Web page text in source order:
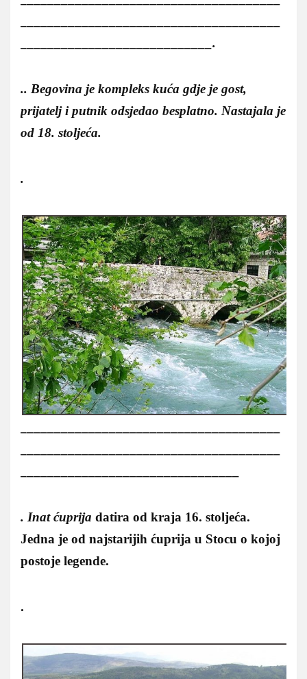
____________________________.
.. Begovina je kompleks kuća gdje je gost,
prijatelj i putnik odsjedao besplatno. Nastajala je
od 18. stoljeća.
.
. Inat ćuprija datira od kraja 16. stoljeća.
Jedna je od najstarijih ćuprija u Stocu o kojoj
postoje legende.
.